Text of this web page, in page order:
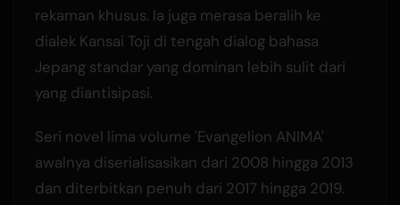
rekaman khusus. Ia juga merasa beralih ke
dialek Kansai Toji di tengah dialog bahasa
Jepang standar yang dominan lebih sulit dari
yang diantisipasi.
Seri novel lima volume 'Evangelion ANIMA'
awalnya diserialisasikan dari 2008 hingga 2013
dan diterbitkan penuh dari 2017 hingga 2019.